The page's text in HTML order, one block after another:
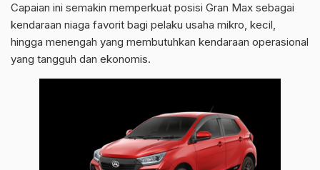
Capaian ini semakin memperkuat posisi Gran Max sebagai
kendaraan niaga favorit bagi pelaku usaha mikro, kecil,
hingga menengah yang membutuhkan kendaraan operasional
yang tangguh dan ekonomis.